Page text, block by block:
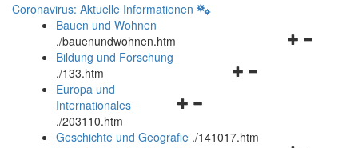
Coronavirus: Aktuelle Informationen
Bauen und Wohnen
./bauenundwohnen.htm
Navigationsmenü
Bildung und Forschung
./133.htm
Navigationsmenü
und
Europa und
Internationales
./203110.htm
Geschichte und Geografie ./141017.htm